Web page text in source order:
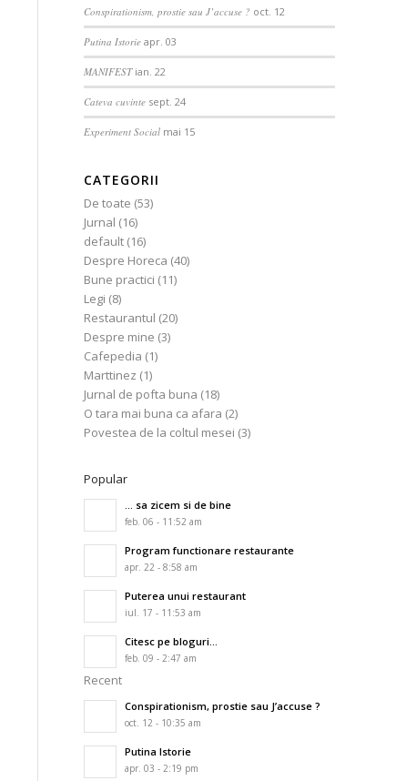
Conspirationism, prostie sau J’accuse ? oct. 12
Putina Istorie apr. 03
MANIFEST ian. 22
Cateva cuvinte sept. 24
Experiment Social mai 15
CATEGORII
De toate (53)
Jurnal (16)
default (16)
Despre Horeca (40)
Bune practici (11)
Legi (8)
Restaurantul (20)
Despre mine (3)
Cafepedia (1)
Marttinez (1)
Jurnal de pofta buna (18)
O tara mai buna ca afara (2)
Povestea de la coltul mesei (3)
Popular
… sa zicem si de bine
feb. 06 - 11:52 am
Program functionare restaurante
apr. 22 - 8:58 am
Puterea unui restaurant
iul. 17 - 11:53 am
Citesc pe bloguri…
feb. 09 - 2:47 am
Recent
Conspirationism, prostie sau J’accuse ?
oct. 12 - 10:35 am
Putina Istorie
apr. 03 - 2:19 pm